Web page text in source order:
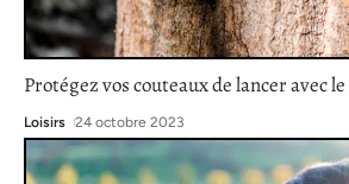
Protégez vos couteaux de lancer avec
Loisirs 24 octobre 2023